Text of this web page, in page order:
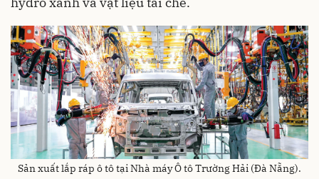
Sản xuất lắp ráp ô tô tại Nhà máy Ô tô Trường Hải (Đà Nẵng).